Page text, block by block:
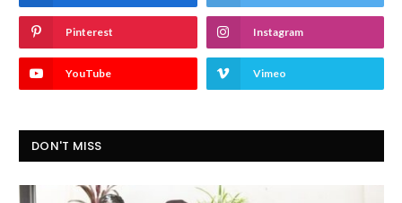
Pinterest Instagram
YouTube Vimeo
DON'T MISS